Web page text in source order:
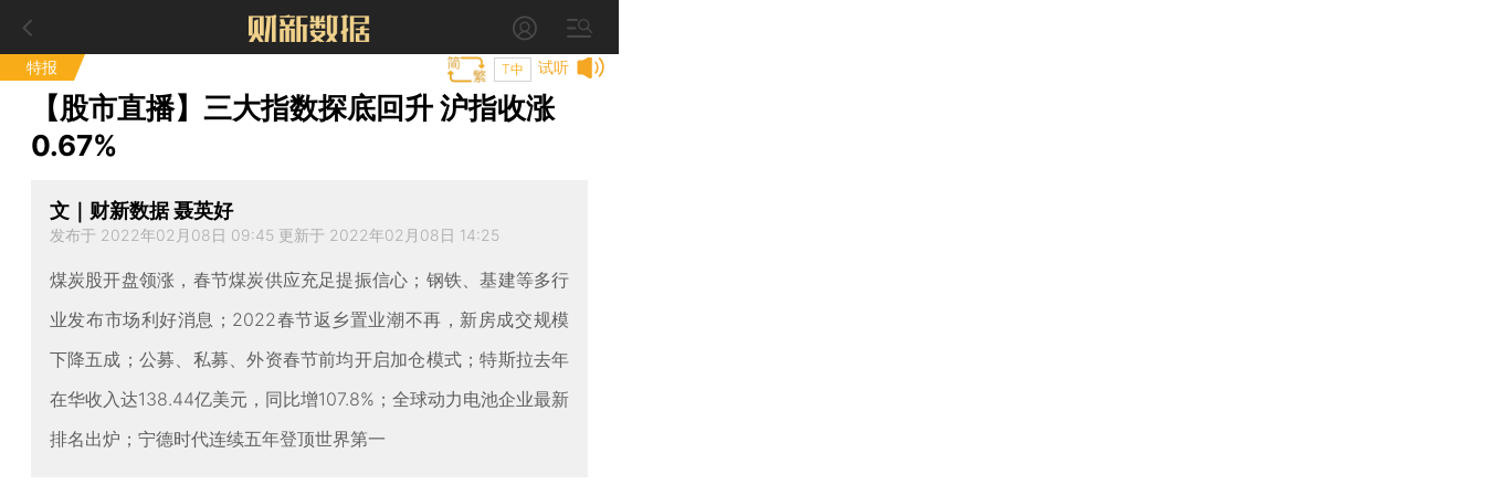
特报 试听
T中
【股市直播】三大指数探底回升 沪指收涨
0.67%
文｜财新数据 聂英好
发布于 2022年02月08日 09:45 更新于 2022年02月08日 14:25
煤炭股开盘领涨，春节煤炭供应充足提振信心；钢铁、基建等多行
业发布市场利好消息；2022春节返乡置业潮不再，新房成交规模
下降五成；公募、私募、外资春节前均开启加仓模式；特斯拉去年
在华收入达138.44亿美元，同比增107.8%；全球动力电池企业最新
排名出炉；宁德时代连续五年登顶世界第一